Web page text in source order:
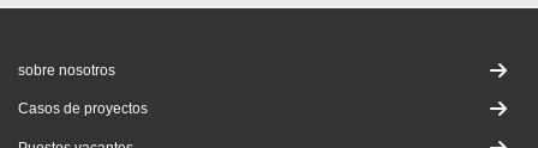
sobre nosotros
Casos de proyectos